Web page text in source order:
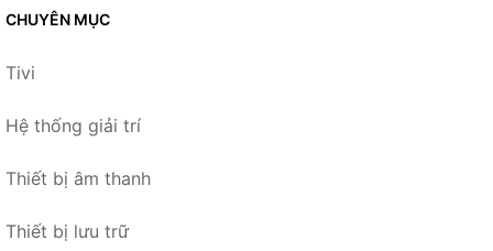
CHUYÊN MỤC
Tivi
Hệ thống giải trí
Thiết bị âm thanh
Thiết bị lưu trữ